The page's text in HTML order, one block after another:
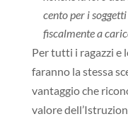
cento per i
fiscalmente a
Per tutti i ragazzi e
faranno la stessa
vantaggio che
valore